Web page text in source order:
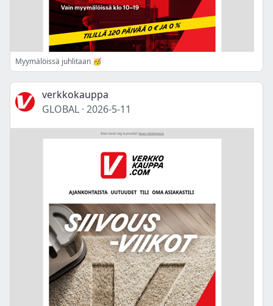
Myymälöissä juhlitaan 🥳
verkkokauppa
GLOBAL · 2026-5-11